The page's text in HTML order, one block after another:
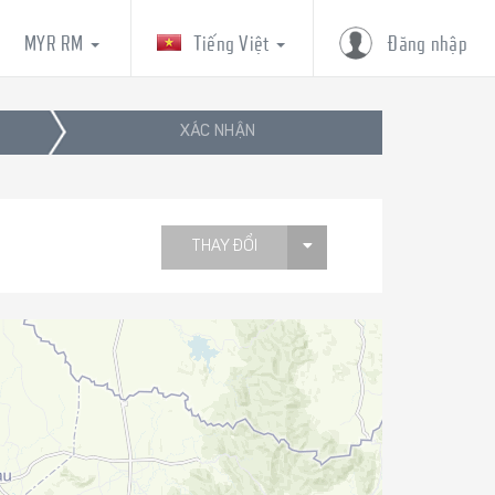
Đăng nhập
Tiếng Việt
MYR RM
XÁC NHẬN
THAY ĐỔI